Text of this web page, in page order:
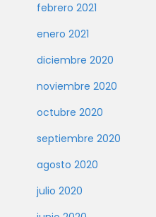
febrero 2021
enero 2021
diciembre 2020
noviembre 2020
octubre 2020
septiembre 2020
agosto 2020
julio 2020